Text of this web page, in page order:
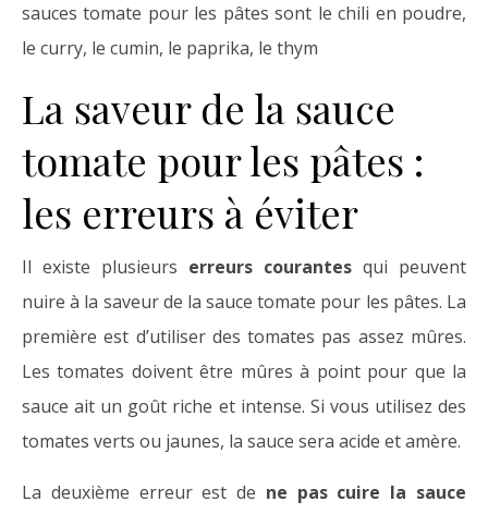
sauces tomate pour les pâtes sont le chili en poudre,
le curry, le cumin, le paprika, le thym
La saveur de la sauce
tomate pour les pâtes :
les erreurs à éviter
Il existe plusieurs erreurs courantes qui peuvent
nuire à la saveur de la sauce tomate pour les pâtes. La
première est d’utiliser des tomates pas assez mûres.
Les tomates doivent être mûres à point pour que la
sauce ait un goût riche et intense. Si vous utilisez des
tomates verts ou jaunes, la sauce sera acide et amère.
La deuxième erreur est de ne pas cuire la sauce